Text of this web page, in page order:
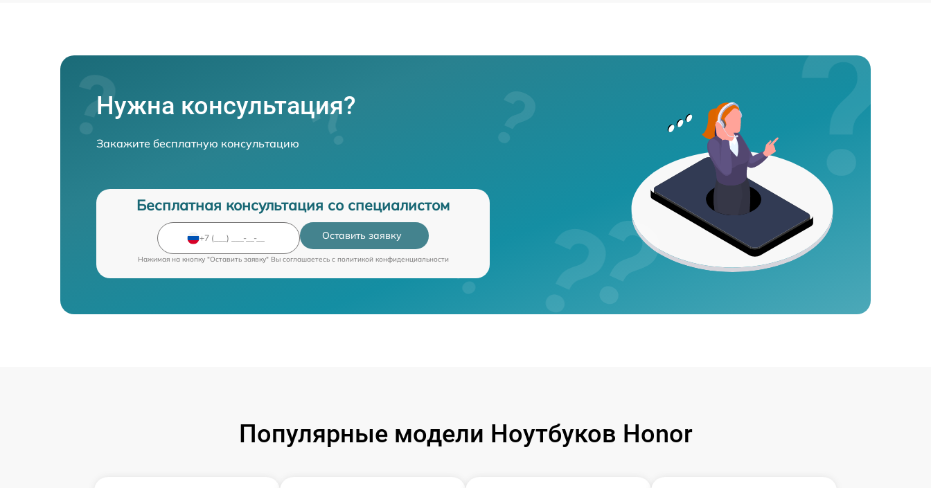
Нужна консультация?
Закажите бесплатную консультацию
Бесплатная консультация со специалистом
Оставить заявку
Нажимая на кнопку "Оставить заявку" Вы соглашаетесь c политикой конфиденциальности
Популярные модели Ноутбуков Honor